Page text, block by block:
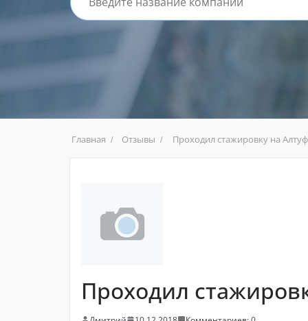
Главная Отзывы Проходил стажировку на
Проходил